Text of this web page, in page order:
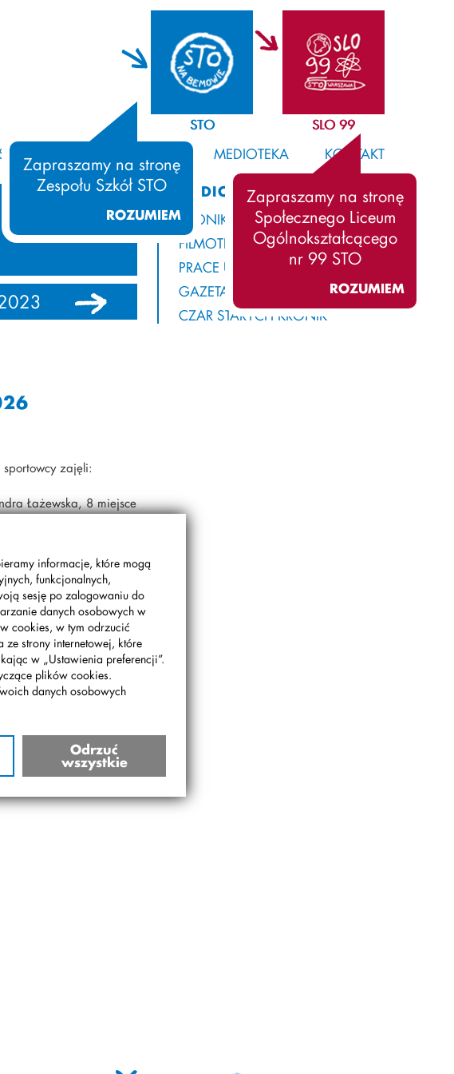
informacje, które mogą
funkcjonalnych,
sesję po zalogowaniu do
danych osobowych w
cookies, w tym odrzucić
strony internetowej, które
w „Ustawienia preferencji”.
plików cookies.
danych osobowych
Odrzuć
wszystkie
STO
Zapraszamy na stronę
Zespołu Szkół STO
ROZUMIEM
SLO 99
Zapraszamy na stronę
Społecznego Liceum
Ogólnokształcącego
nr 99 STO
ROZUMIEM
ZESPÓŁ MEDIOTEKA KONTAKT
2021/2022 2020/2021 2019/2020
zajęli:
Łażewska, 8 miejsce
MEDIOTEKA
KRONIKA
FILMOTEKA
PRACE UCZNIÓW
GAZETA Z ROGAMI
CZAR STARYCH KRONIK